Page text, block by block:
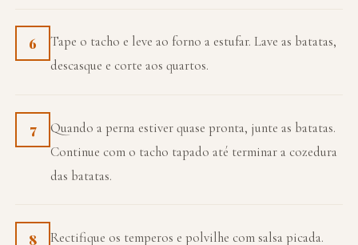
6
Tape o tacho e leve ao forno a estufar. Lave as batatas,
descasque e corte aos quartos.
7
Quando a perna estiver quase pronta, junte as batatas.
Continue com o tacho tapado até terminar a cozedura
das batatas.
8
Rectifique os temperos e polvilhe com salsa picada.